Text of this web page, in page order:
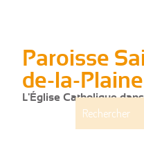
Paroisse
de-la-Plaine
L'Église Catholique
Rechercher